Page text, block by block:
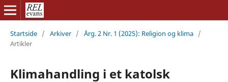
Startside / Arkiver / Årg. 2 Nr. 1 (2025): Religion og klima /
Artikler
Klimahandling i et katolsk